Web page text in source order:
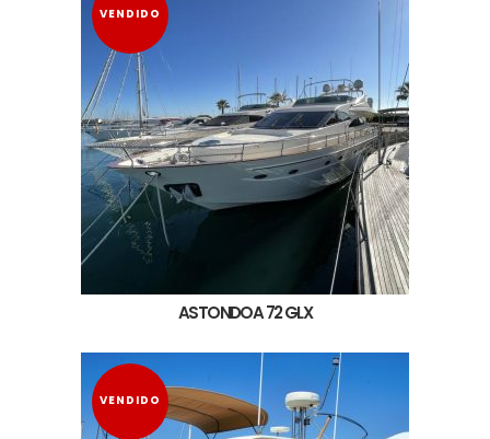
VENDIDO
ASTONDOA 72 GLX
VENDIDO